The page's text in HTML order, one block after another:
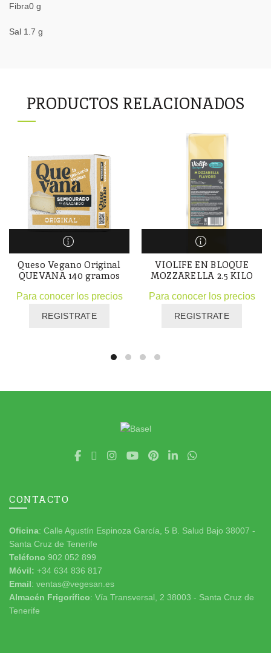
Fibra0 g
Sal 1.7 g
PRODUCTOS RELACIONADOS
Queso Vegano Original
QUEVANA 140 gramos
Para conocer los precios
REGISTRATE
VIOLIFE EN BLOQUE
MOZZARELLA 2.5 KILO
Para conocer los precios
REGISTRATE
CONTACTO
Oficina: Calle Agustín Espinoza García, 5 B. Salud Bajo 38007 -
Santa Cruz de Tenerife
Teléfono 902 052 899
Móvil: +34 634 836 817
Email: ventas@vegesan.es
Almacén Frigorífico: Vía Transversal, 2 38003 - Santa Cruz de
Tenerife